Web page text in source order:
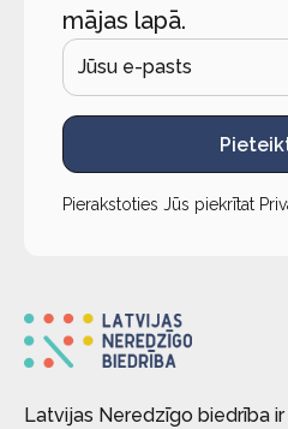
mājas lapā.
Pierakstoties Jūs piekrītat
Latvijas Neredzīgo biedrība